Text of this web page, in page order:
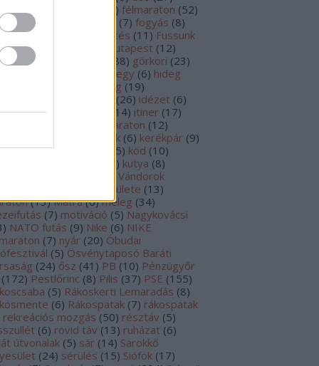
(5 ) félmaraton (52)
mánia
(7) fogyás (8)
frissítés (11 ) Fussunk
Rákosmentén
Futapest (12)
( 435 88) görkori (23)
Hármashatárhegy (6) hideg
hőség (19)
(26) idézet (6)
(12) 14) itiner (17)
K&H maraton (12)
képek (6) kerékpár (9)
(8) 5) köd (10)
) kutya (8)
Magyar Vándorok
Egyesülete (13)
(13) Mátra (6) meleg (34)
(7) motiváció (5) Nagykovácsi
) NATO futás (9) Nike (6) NIKE
(7) nyár (20) Óbudai
(5) Ösvénytaposó Baráti
(24) ősz (41 ) PB (10) Pénzügyőr
(172) Pestlőrinc (8) Pilis (37) PSE (155)
(5) Rákoskerti Lemaradás (8)
(6) Rákospatak (7) rákospatak
rekreációs mozgás (50) résztáv (5)
(6) rövid táv (13) ruházat (6)
útvonalak (5) sár (14) Sarokkő
(24) sérülés (15) Siófok (17)